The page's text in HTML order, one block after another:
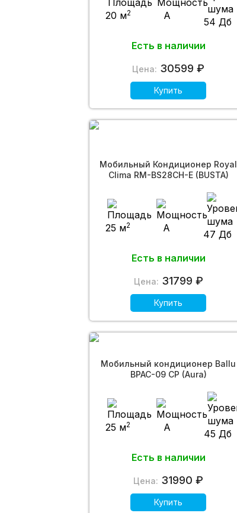
20 м2 A
54 Дб
Есть в наличии
Цена: 30599 ₽
Купить
Мобильный Кондиционер Royal
Clima RM-BS28CH-E (BUSTA)
25 м2 A
47 Дб
Есть в наличии
Цена: 31799 ₽
Купить
Мобильный кондиционер Ballu
BPAC-09 CP (Aura)
25 м2 A
45 Дб
Есть в наличии
Цена: 31990 ₽
Купить